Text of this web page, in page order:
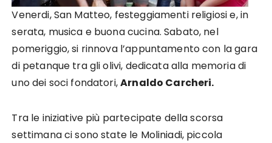
Venerdi, San Matteo, festeggiamenti religiosi e, in
serata, musica e buona cucina. Sabato, nel
pomeriggio, si rinnova l’appuntamento con la gara
di petanque tra gli olivi, dedicata alla memoria di
uno dei soci fondatori,Arnaldo Carcheri.
Tra le iniziative più partecipate della scorsa
settimana ci sono state le Moliniadi, piccola